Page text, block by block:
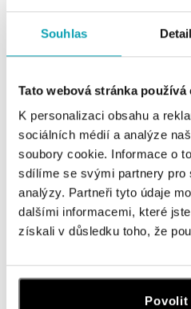
Souhlas
Tato webová stránka používá
K personalizaci obsahu a
sociálních médií a analýze
soubory cookie. Informace o
sdílíme se svými partnery pro
analýzy. Partneři tyto údaje
dalšími informacemi, které
získali v důsledku toho, že
Povolit
ALO
Náhrdelník s diamanty a opálem
Heart of Starlight